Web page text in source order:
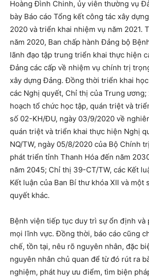
Hoàng Đình Chinh, ủy viên thường vụ
bày Báo cáo Tổng kết công tác xây
2020 và triển khai nhiệm vụ năm 2021.
năm 2020, Ban chấp hành Đảng bộ
lãnh đạo tập trung triển khai thực hiện
Đảng các cấp về nhiệm vụ chính trị
xây dựng Đảng. Đồng thời triển khai
các Nghị quyết, Chỉ thị của Trung ương;
hoạch tổ chức học tập, quán triệt và
số 02-KH/ĐU, ngày 03/9/2020 về
quán triệt và triển khai thực hiện Nghị
NQ/TW, ngày 05/8/2020 của Bộ Chính
phát triển tỉnh Thanh Hóa đến năm
năm 2045; Chỉ thị 39-CT/TW, các Kết
Kết luận của Ban Bí thư khóa XII và một
quyết khác.
Bệnh viện tiếp tục duy trì sự ổn định và
mọi lĩnh vực. Đồng thời, báo cáo cũng
chế, tồn tại, nêu rõ nguyên nhân, đặc
nguyên nhân chủ quan để từ đó rút ra
nghiệm, phát huy ưu điểm, tìm biện